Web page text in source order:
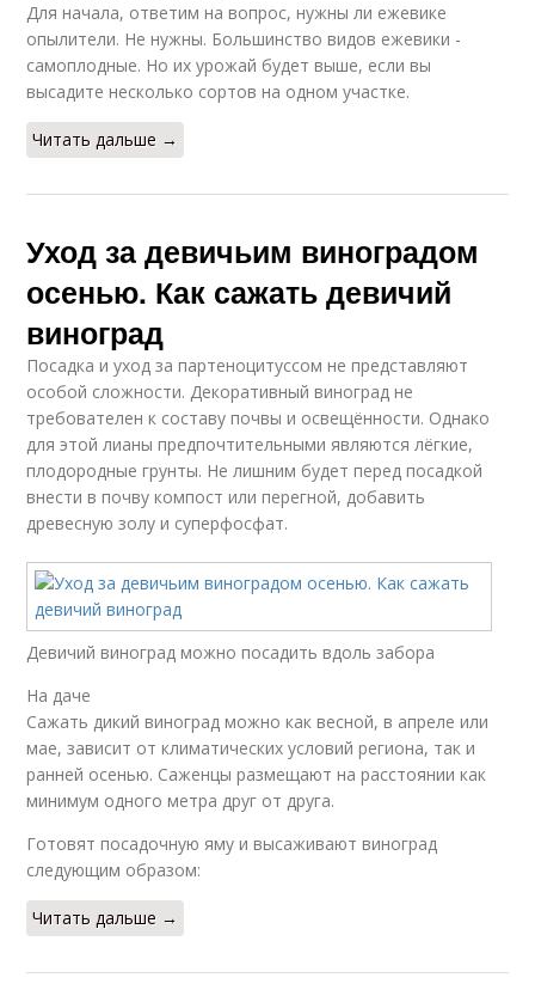
Для начала, ответим на вопрос, нужны ли ежевике
опылители. Не нужны. Большинство видов ежевики -
самоплодные. Но их урожай будет выше, если вы
высадите несколько сортов на одном участке.
Читать дальше →
Уход за девичьим виноградом
осенью. Как сажать девичий
виноград
Посадка и уход за партеноцитуссом не представляют
особой сложности. Декоративный виноград не
требователен к составу почвы и освещённости. Однако
для этой лианы предпочтительными являются лёгкие,
плодородные грунты. Не лишним будет перед посадкой
внести в почву компост или перегной, добавить
древесную золу и суперфосфат.
Девичий виноград можно посадить вдоль забора
На даче
Сажать дикий виноград можно как весной, в апреле или
мае, зависит от климатических условий региона, так и
ранней осенью. Саженцы размещают на расстоянии как
минимум одного метра друг от друга.
Готовят посадочную яму и высаживают виноград
следующим образом:
Читать дальше →